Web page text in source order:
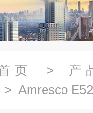
页 > 产
> Amresco